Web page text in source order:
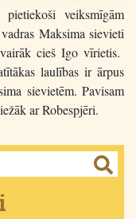
veiksmīgām
Maksima sievieti
cieš Igo vīrietis.
laulības ir ārpus
sievietēm. Pavisam
ar Robespjēri.